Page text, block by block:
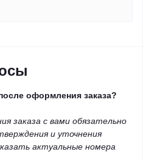
оформления заказа?
заказа с вами обязательно
и уточнения
актуальные номера